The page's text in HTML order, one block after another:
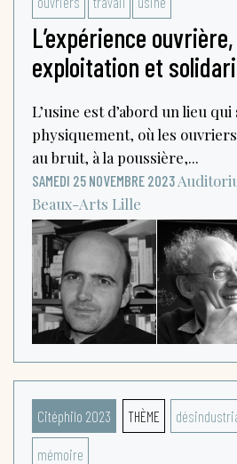
L’expérience
exploitation et
L’usine est d’abord un lieu qui
physiquement, où les
au bruit, à la poussière,...
SAMEDI 25 NOVEMBRE 2023
Beaux-Arts Lille
Citéphilo 2023 THÈME
mémoire